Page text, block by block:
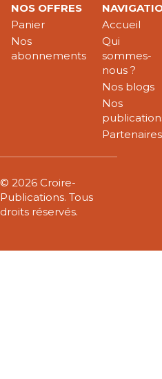
NOS OFFRES
Panier
Nos
abonnements
Accueil
Qui
sommes-
nous ?
Nos blogs
Nos
Partenaires
© 2026 Croire-
Publications. Tous
droits réservés.